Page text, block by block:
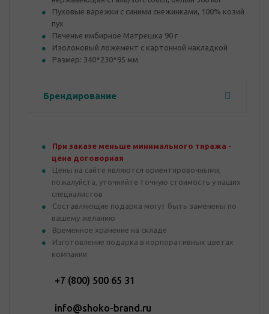
Пуховые варежки с синими снежинками, 100% козий
пух
Печенье имбирное Матрешка 90 г
Изолоновый ложемент с картонной накладкой
Размер: 340*230*95 мм
Брендирование
При заказе меньше минимального тиража -
цена договорная
Цены на сайте являются ориентировочными,
пожалуйста, уточняйте точную стоимость у наших
специалистов
Составляющие подарка могут быть заменены по
вашему желанию
Временное хранение на складе
Изготовление подарка в корпоративных цветах
компании
+7 (800) 500 65 31
info@shoko-brand.ru